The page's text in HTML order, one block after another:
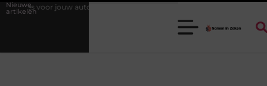
Nieuwe
artikelenvoor jouw auto